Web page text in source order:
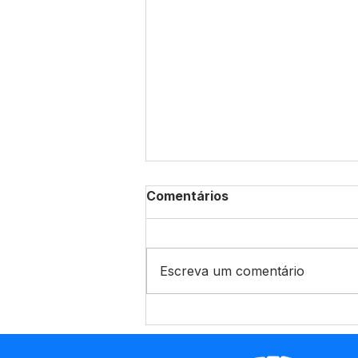
Thaumaturgo amplia
infraestrutura urbana com
Comentários
Escreva um comentário